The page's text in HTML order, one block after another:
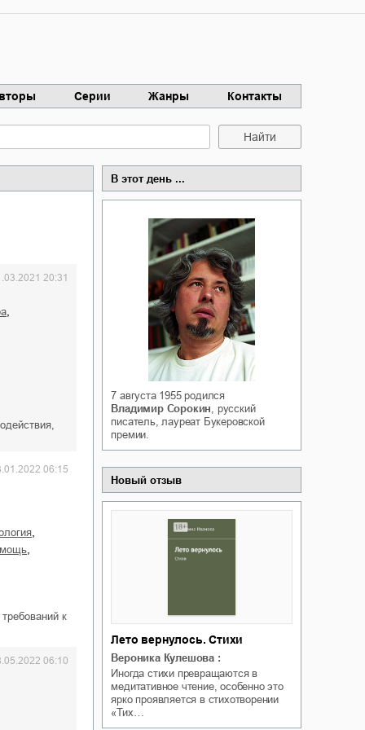
Серии Жанры Контакты
Найти
Белая ворона на факультете
Оксана Гринберга
20:31
06:15
к
06:10
В этот день ...
7 августа 1955 родился
Владимир Сорокин, русский
писатель, лауреат Букеровской
премии.
Новый отзыв
Лето вернулось. Стихи
Вероника Кулешова :
Иногда стихи превращаются в
медитативное чтение, особенно это
ярко проявляется в стихотворении
«Тих…